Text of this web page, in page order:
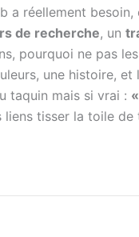
a réellement
de recherche, un
pourquoi ne pas
une histoire, et
taquin mais si vrai :
tisser la toile de